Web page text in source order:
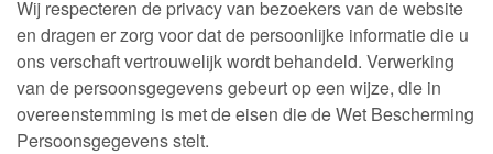
Wij respecteren de privacy van bezoekers van de website
en dragen er zorg voor dat de persoonlijke informatie die u
ons verschaft vertrouwelijk wordt behandeld. Verwerking
van de persoonsgegevens gebeurt op een wijze, die in
overeenstemming is met de eisen die de Wet Bescherming
Persoonsgegevens stelt.